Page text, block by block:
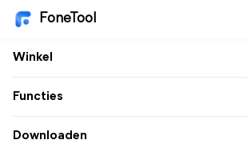
FoneTool
Winkel
Functies
Downloaden